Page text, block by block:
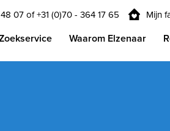
07 of+31 (0)70 - 364 17 65 Mijn
Waarom Elzenaar